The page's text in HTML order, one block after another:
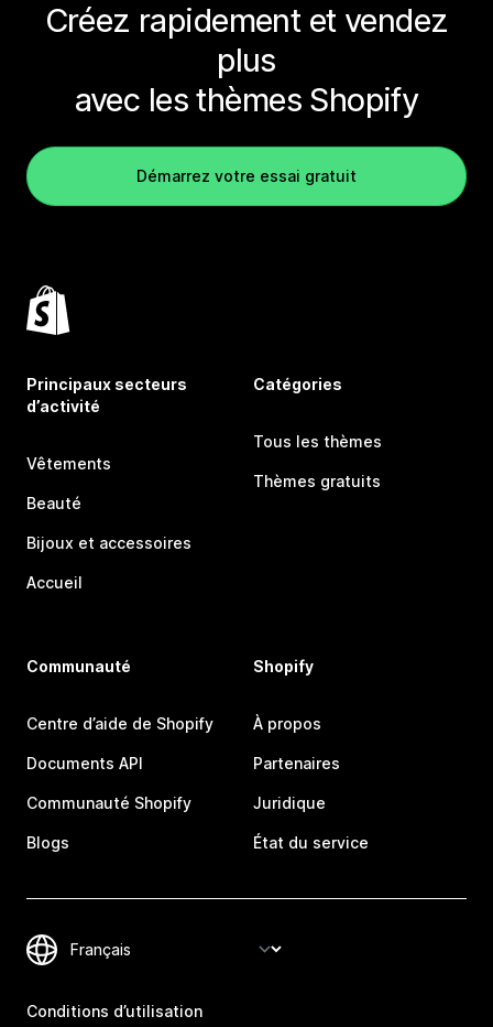
Créez rapidement et vendez
plus
avec les thèmes Shopify
Démarrez votre essai gratuit
Principaux secteurs
d’activité
Vêtements
Beauté
Bijoux et accessoires
Accueil
Catégories
Tous les thèmes
Thèmes gratuits
Communauté
Centre d’aide de Shopify
Documents API
Communauté Shopify
Blogs
Shopify
À propos
Partenaires
Juridique
État du service
Conditions d’utilisation